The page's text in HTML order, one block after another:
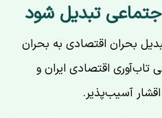
تبدیل شود
بحران اقتصادی به بحران
تاب‌آوری اقتصادی ایران و
آسیب‌پذیر.